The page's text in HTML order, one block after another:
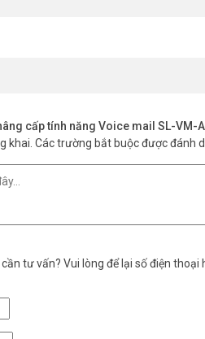
cấp tính năng Voice mail SL-VM-
khai. Các trường bắt buộc được đánh
tư vấn? Vui lòng để lại số điện